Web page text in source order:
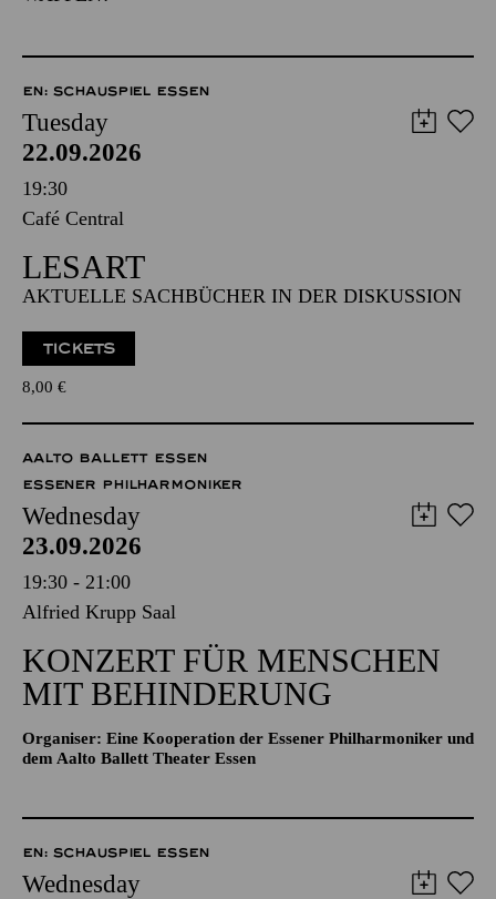
EN: SCHAUSPIEL ESSEN
Tuesday
22.09.2026
19:30
Café Central
LESART
AKTUELLE SACHBÜCHER IN DER DISKUSSION
TICKETS
8,00 €
AALTO BALLETT ESSEN
ESSENER PHILHARMONIKER
Wednesday
23.09.2026
19:30 - 21:00
Alfried Krupp Saal
KONZERT FÜR MENSCHEN
MIT BEHINDERUNG
Organiser: Eine Kooperation der Essener Philharmoniker und
dem Aalto Ballett Theater Essen
EN: SCHAUSPIEL ESSEN
Wednesday